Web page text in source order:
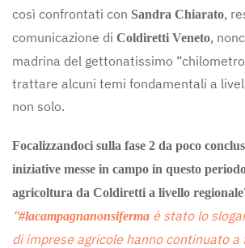
così confrontati con Sandra Chiarato,
comunicazione di Coldiretti Veneto,
madrina del gettonatissimo
trattare alcuni temi fondamentali a
non solo.
Focalizzandoci sulla fase 2 da poco
iniziative messe in campo in questo
agricoltura da Coldiretti a livello
“#lacampagnanonsiferma è stato lo
di imprese agricole hanno continuato a